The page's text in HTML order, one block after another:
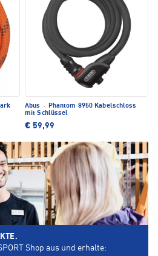
Abus ·
Phantom 8950 Kabelschloss
mit Schlüssel
€ 59,99
Shop aus und erhalte: